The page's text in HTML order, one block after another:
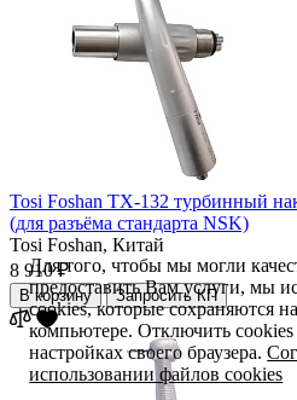
Tosi Foshan TX-132 турбинный
(для разъёма стандарта NSK)
Tosi Foshan, Китай
8 910 ₽
В корзину Запросить КП
Для того, чтобы мы могли
предоставить Вам услуги, мы
cookies, которые сохраняются
компьютере. Отключить
настройках своего браузера.
использовании файлов cookies